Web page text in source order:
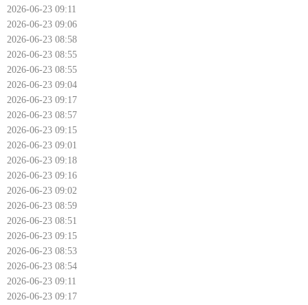
2026-06-23 09:11
2026-06-23 09:06
2026-06-23 08:58
2026-06-23 08:55
2026-06-23 08:55
2026-06-23 09:04
2026-06-23 09:17
2026-06-23 08:57
2026-06-23 09:15
2026-06-23 09:01
2026-06-23 09:18
2026-06-23 09:16
2026-06-23 09:02
2026-06-23 08:59
2026-06-23 08:51
2026-06-23 09:15
2026-06-23 08:53
2026-06-23 08:54
2026-06-23 09:11
2026-06-23 09:17